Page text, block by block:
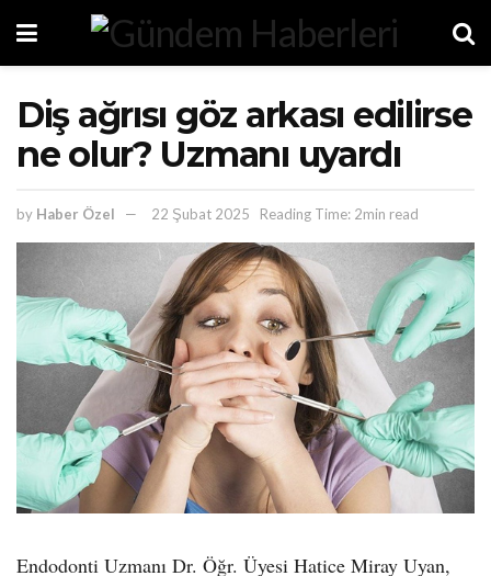
Diş ağrısı göz arkası edilirse
ne olur? Uzmanı uyardı
by Haber Özel 22 Şubat 2025 Reading Time: 2min read
Endodonti Uzmanı Dr. Öğr. Üyesi Hatice Miray Uyan,